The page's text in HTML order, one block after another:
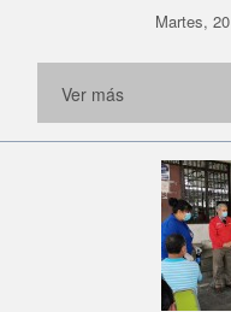
Martes,
Ver más